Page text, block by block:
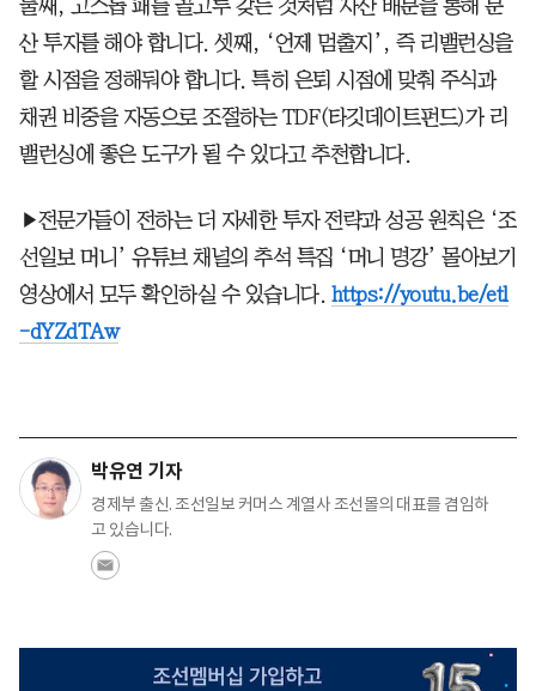
둘째, 고스톱 패를 골고루 갖는 것처럼 자산 배분을 통해 분
산 투자를 해야 합니다. 셋째, ‘언제 멈출지’, 즉 리밸런싱을
할 시점을 정해둬야 합니다. 특히 은퇴 시점에 맞춰 주식과
채권 비중을 자동으로 조절하는 TDF(타깃데이트펀드)가 리
밸런싱에 좋은 도구가 될 수 있다고 추천합니다.
▶전문가들이 전하는 더 자세한 투자 전략과 성공 원칙은 ‘조
선일보 머니’ 유튜브 채널의 추석 특집 ‘머니 명강’ 몰아보기
영상에서 모두 확인하실 수 있습니다. https://youtu.be/etl
-dYZdTAw
박유연 기자
경제부 출신. 조선일보 커머스 계열사 조선몰의 대표를 겸임하
고 있습니다.